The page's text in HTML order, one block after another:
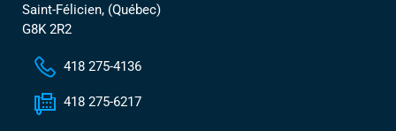
Saint-Félicien, (Québec)
G8K 2R2
418 275-4136
418 275-6217